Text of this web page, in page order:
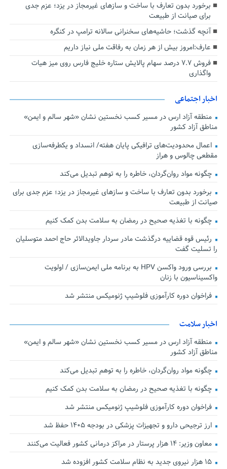
برخورد بدون تعارف با ساخت‌ و سازهای غیرمجاز در یزد؛ عزم جدی
برای صیانت از طبیعت
آنچه گذشت؛ حاشیه‌های سخنرانی سالانه ترامپ در کنگره
عارف:امروز بیش از هر زمان به رفاقت ملی نیاز داریم
فروش ۷.۷ درصد سهام پالایش ستاره خلیج فارس روی میز هیات
واگذاری
اخبار اجتماعی
منطقه آزاد ارس در مسیر کسب نخستین نشان «شهر سالم و ایمن»
مناطق آزاد کشور
اعمال محدودیت‌های ترافیکی پایان هفته/ انسداد و یکطرفه‌سازی
مقطعی چالوس و هراز
چگونه مواد روان‌گردان، خاطره را به توهم تبدیل می‌کند
برخورد بدون تعارف با ساخت‌ و سازهای غیرمجاز در یزد؛ عزم جدی برای
صیانت از طبیعت
چگونه با تغذیه صحیح در رمضان به سلامت بدن کمک کنیم
رئیس قوه قضاییه درگذشت مادر سردار جاویدالاثر حاج احمد متوسلیان
را تسلیت گفت
بررسی ورود واکسن HPV به برنامه ملی ایمن‌سازی / اولویت
واکسیناسیون با زنان
فراخوان دوره کارآموزی فلوشیپ ژنومیکس منتشر شد
اخبار سلامت
منطقه آزاد ارس در مسیر کسب نخستین نشان «شهر سالم و ایمن»
مناطق آزاد کشور
چگونه مواد روان‌گردان، خاطره را به توهم تبدیل می‌کند
چگونه با تغذیه صحیح در رمضان به سلامت بدن کمک کنیم
فراخوان دوره کارآموزی فلوشیپ ژنومیکس منتشر شد
ارز ترجیحی دارو و تجهیزات پزشکی در بودجه ۱۴۰۵ حفظ شد
معاون وزیر: ۱۴ هزار پرستار در مراکز درمانی کشور فعالیت می‌کنند
۱۵ هزار نیروی جدید به نظام سلامت کشور افزوده شد